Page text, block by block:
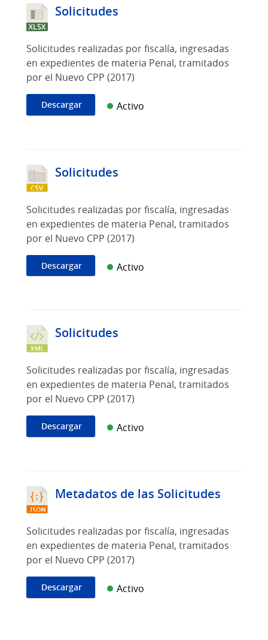
Solicitudes
Solicitudes realizadas por fiscalía, ingresadas
en expedientes de materia Penal, tramitados
por el Nuevo CPP (2017)
Descargar Activo
Solicitudes
Solicitudes realizadas por fiscalía, ingresadas
en expedientes de materia Penal, tramitados
por el Nuevo CPP (2017)
Descargar Activo
Solicitudes
Solicitudes realizadas por fiscalía, ingresadas
en expedientes de materia Penal, tramitados
por el Nuevo CPP (2017)
Descargar Activo
Metadatos de las Solicitudes
Solicitudes realizadas por fiscalía, ingresadas
en expedientes de materia Penal, tramitados
por el Nuevo CPP (2017)
Descargar Activo